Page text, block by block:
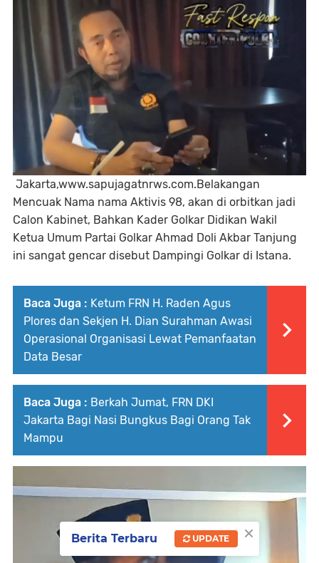
Jakarta,www.sapujagatnrws.com.Belakangan
Mencuak Nama nama Aktivis 98, akan di orbitkan jadi
Calon Kabinet, Bahkan Kader Golkar Didikan Wakil
Ketua Umum Partai Golkar Ahmad Doli Akbar Tanjung
ini sangat gencar disebut Dampingi Golkar di Istana.
Baca Juga : Ketum FRN H. Raden Agus
Plores dan Sekjen H. Dian Surahman Awasi
Operasional Organisasi Lewat Pemanfaatan
Data Besar
Baca Juga : Berkah Jumat, FRN DKI
Jakarta Bagi Nasi Bungkus Bagi Orang Tak
Mampu
×
Berita Terbaru UPDATE